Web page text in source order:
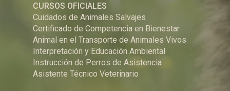
CURSOS OFICIALES
Cuidados de Animales Salvajes
Certificado de Competencia en Bienestar
Animal en el Transporte de Animales Vivos
Interpretación y Educación Ambiental
Instrucción de Perros de Asistencia
Asistente Técnico Veterinario